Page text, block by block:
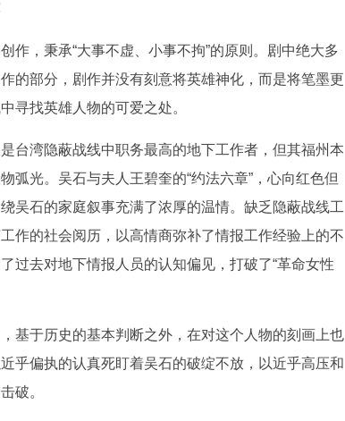
，秉承“大事不虚、小事不拘”的原则。剧中绝大多
的部分，剧作并没有刻意将英雄神化，而是将笔墨更
寻找英雄人物的可爱之处。
湾隐蔽战线中职务最高的地下工作者，但其福州本
弧光。吴石与夫人王碧奎的“约法六章”，心向红色但
吴石的家庭叙事充满了浓厚的温情。缺乏隐蔽战线工
作的社会阅历，以高情商弥补了情报工作经验上的不
过去对地下情报人员的认知偏见，打破了“革命女性
于历史的基本判断之外，在对这个人物的刻画上也
乎偏执的认真死盯着吴石的破绽不放，以近乎高压和
破。